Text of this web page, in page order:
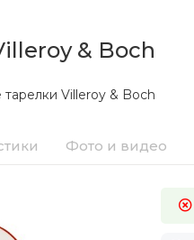
& Boch
Villeroy & Boch
Фото и видео